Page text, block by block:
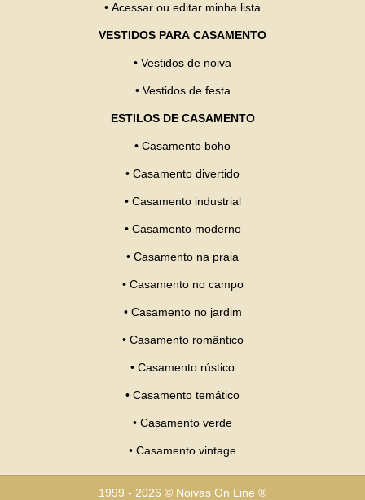
• Acessar ou editar minha lista
VESTIDOS PARA CASAMENTO
• Vestidos de noiva
• Vestidos de festa
ESTILOS DE CASAMENTO
• Casamento boho
• Casamento divertido
• Casamento industrial
• Casamento moderno
• Casamento na praia
• Casamento no campo
• Casamento no jardim
• Casamento romântico
• Casamento rústico
• Casamento temático
• Casamento verde
• Casamento vintage
1999 - 2026 © Noivas On Line ®